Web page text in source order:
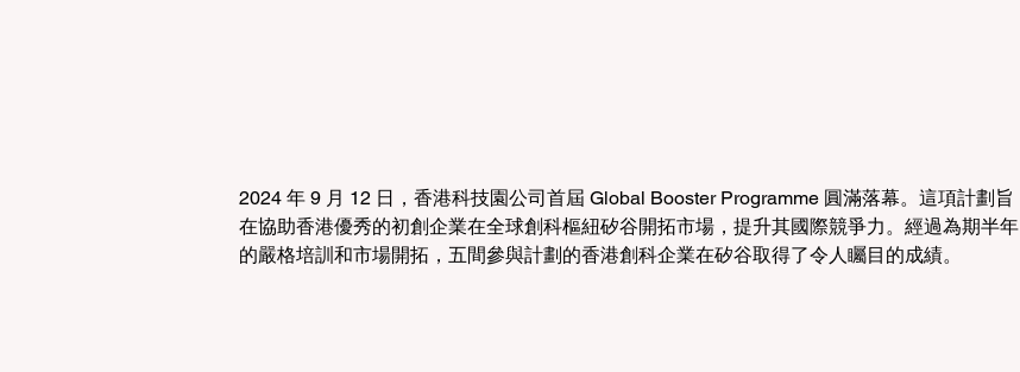
2024 年 9 月 12 日，香港科技園公司首屆 Global Booster Programme 圓滿落幕。這項計劃旨
在協助香港優秀的初創企業在全球創科樞紐矽谷開拓市場，提升其國際競爭力。經過為期半年
的嚴格培訓和市場開拓，五間參與計劃的香港創科企業在矽谷取得了令人矚目的成績。